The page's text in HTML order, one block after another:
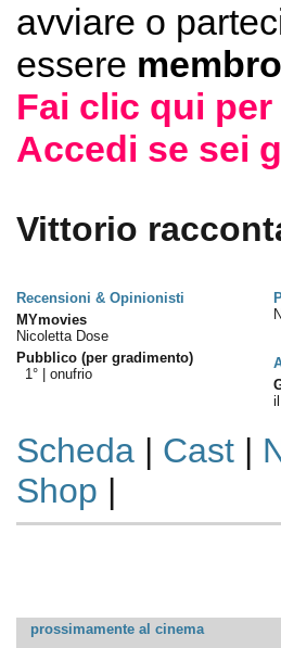
avviare o
essere
Fai clic qui
Accedi se sei
Vittorio
Recensioni & Opinionisti
MYmovies
Nicoletta Dose
Pubblico (per gradimento)
1° | onufrio
Scheda| Cast|
Shop |
prossimamente al cinema